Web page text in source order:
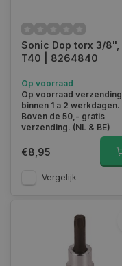
Sonic Dop torx 3/8",
T40 | 8264840
Op voorraad
Op voorraad verzending
binnen 1 a 2 werkdagen.
Boven de 50,- gratis
verzending. (NL & BE)
€8,95
Vergelijk